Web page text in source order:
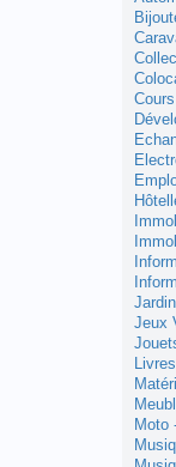
Jeux
Livres
Moto